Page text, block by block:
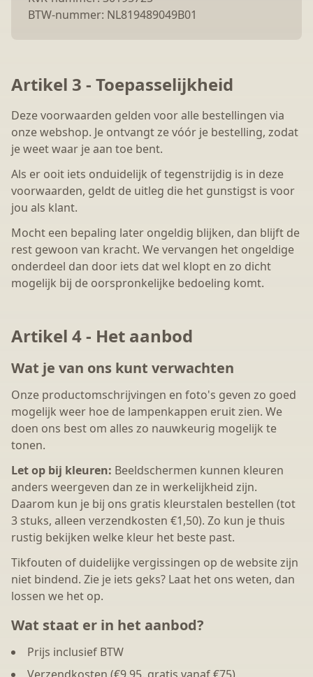
BTW-nummer: NL819489049B01
Artikel 3 - Toepasselijkheid
Deze voorwaarden gelden voor alle bestellingen via
onze webshop. Je ontvangt ze vóór je bestelling, zodat
je weet waar je aan toe bent.
Als er ooit iets onduidelijk of tegenstrijdig is in deze
voorwaarden, geldt de uitleg die het gunstigst is voor
jou als klant.
Mocht een bepaling later ongeldig blijken, dan blijft de
rest gewoon van kracht. We vervangen het ongeldige
onderdeel dan door iets dat wel klopt en zo dicht
mogelijk bij de oorspronkelijke bedoeling komt.
Artikel 4 - Het aanbod
Wat je van ons kunt verwachten
Onze productomschrijvingen en foto's geven zo goed
mogelijk weer hoe de lampenkappen eruit zien. We
doen ons best om alles zo nauwkeurig mogelijk te
tonen.
Let op bij kleuren: Beeldschermen kunnen kleuren
anders weergeven dan ze in werkelijkheid zijn.
Daarom kun je bij ons gratis kleurstalen bestellen (tot
3 stuks, alleen verzendkosten €1,50). Zo kun je thuis
rustig bekijken welke kleur het beste past.
Tikfouten of duidelijke vergissingen op de website zijn
niet bindend. Zie je iets geks? Laat het ons weten, dan
lossen we het op.
Wat staat er in het aanbod?
Prijs inclusief BTW